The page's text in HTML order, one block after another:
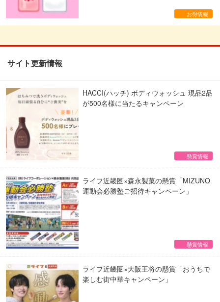
お得情報
サイト更新情報
HACCI(ハッチ) ボディウォッシュ 現品2品
が500名様に当たるキャンペーン
懸賞情報
ライフ近畿圏×森永製菓の懸賞「MIZUNO
運動会必勝塾ご招待キャンペーン」
懸賞情報
ライフ近畿圏×大阪王将の懸賞「おうちで
楽しむ街中華キャンペーン」